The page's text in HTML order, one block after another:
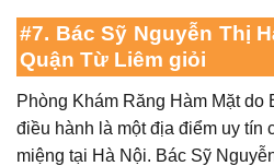
#7. Bác Sỹ Nguyễn Thị
Quận Từ Liêm giỏi
Phòng Khám Răng Hàm Mặt do
điều hành là một địa điểm uy tín
miệng tại Hà Nội. Bác Sỹ